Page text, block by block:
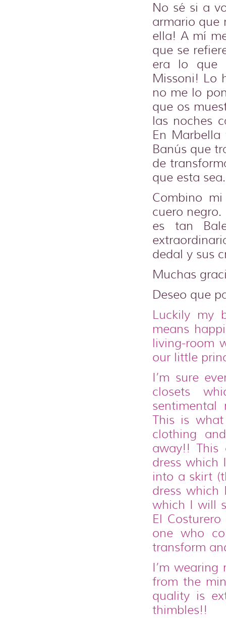
No sé si a
armario que
ella! A mí
que se
era lo que
Missoni! Lo
no me lo
que os
las noches
En
Banús que
de
que esta sea.
Combino
cuero
es tan
dedal y sus
Muchas
Deseo que
Luckily my
means
living-room
our little
I’m sure
closets
This is
clothing
away!! This
dress which
into a skirt
dress which
which I will
El
one who
transform
I’m
from the
quality is
thimbles!!